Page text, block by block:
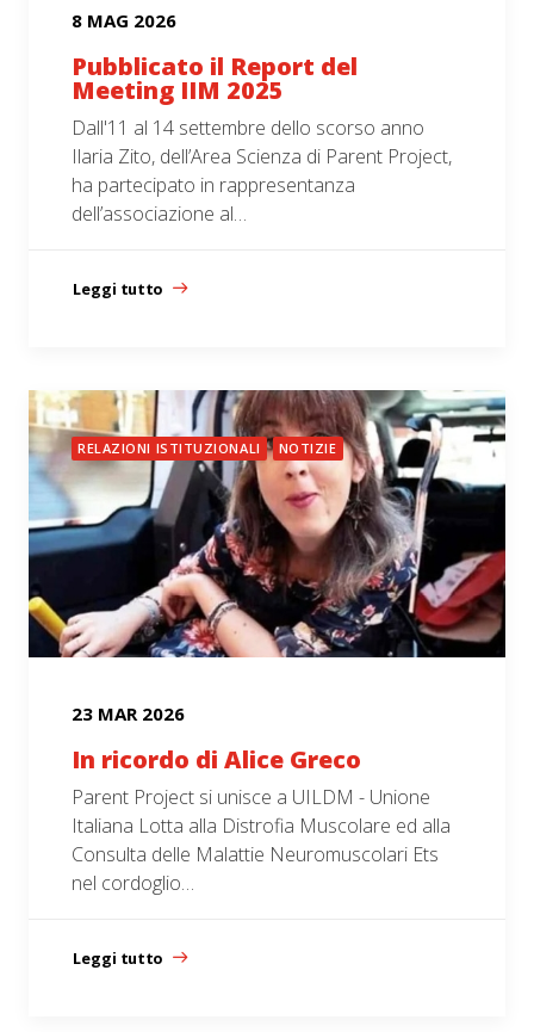
8 MAG 2026
Pubblicato il Report del
Meeting IIM 2025
Dall'11 al 14 settembre dello scorso anno
Ilaria Zito, dell’Area Scienza di Parent Project,
ha partecipato in rappresentanza
dell’associazione al…
Leggi tutto
RELAZIONI ISTITUZIONALI NOTIZIE
23 MAR 2026
In ricordo di Alice Greco
Parent Project si unisce a UILDM - Unione
Italiana Lotta alla Distrofia Muscolare ed alla
Consulta delle Malattie Neuromuscolari Ets
nel cordoglio…
Leggi tutto